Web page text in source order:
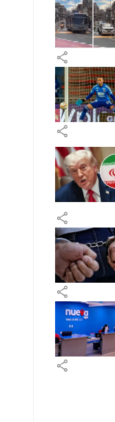
share
share
share
share
share